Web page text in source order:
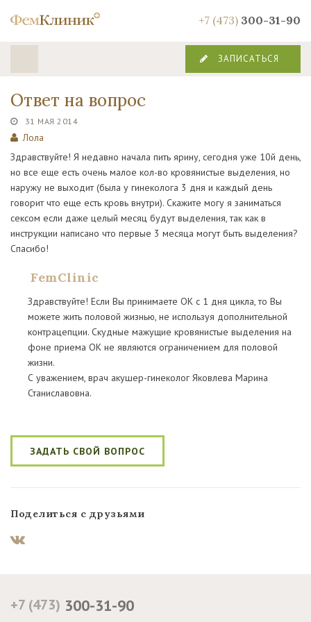
+7 (473) 300-31-90
ЗАПИСАТЬСЯ
Ответ на вопрос
31 МАЯ 2014
Лола
Здравствуйте! Я недавно начала пить ярину, сегодня уже 10й день,
но все еще есть очень малое кол-во кровянистые выделения, но
наружу не выходит (была у гинеколога 3 дня и каждый день
говорит что еще есть кровь внутри). Скажите могу я заниматься
сексом если даже целый месяц будут выделения, так как в
инструкции написано что первые 3 месяца могут быть выделения?
Спасибо!
FemClinic
Здравствуйте! Если Вы принимаете ОК с 1 дня цикла, то Вы
можете жить половой жизнью, не используя дополнительной
контрацепции. Скудные мажущие кровянистые выделения на
фоне приема ОК не являются ограничением для половой
жизни.
С уважением, врач акушер-гинеколог Яковлева Марина
Станиславовна.
ЗАДАТЬ СВОЙ ВОПРОС
Поделиться с друзьями
+7 (473) 300-31-90